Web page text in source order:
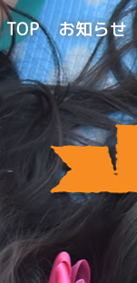
TOP お知らせ